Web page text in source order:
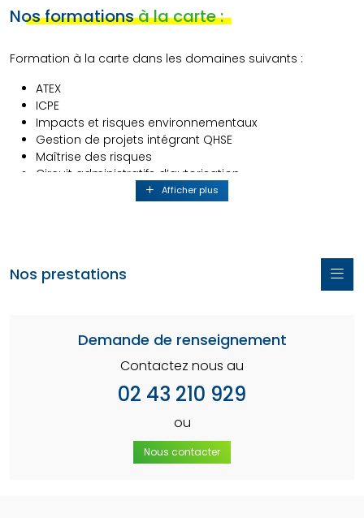
Gestion des sites et sols pollués
Assainissement des ambiances de travail
Nos formationsà la carte :
Formation à la carte dans les domaines suivants :
ATEX
ICPE
Impacts et risques environnementaux
Gestion de projets intégrant QHSE
Maîtrise des risques
Circuit administratifs d’autorisation
Réduction des pollutions des eaux
l'Environnement)
Afficher plus
Nos prestations
Demande de renseignement
Contactez nous au
02 43 210 929
ou
Nous contacter